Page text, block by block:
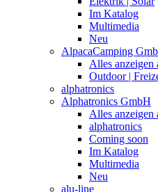
Im Katalog
Multimedia
Neu
AlpacaCamping
Alles anzeigen
Outdoor |
alphatronics
Alphatronics GmbH
Alles anzeigen
alphatronics
Coming soon
Im Katalog
Multimedia
Neu
alu-line